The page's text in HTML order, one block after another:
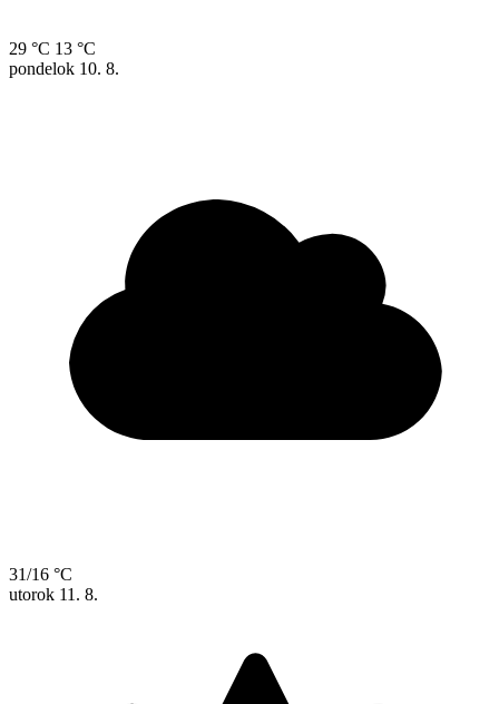
29 °C 13 °C
pondelok 10. 8.
31/16 °C
utorok 11. 8.